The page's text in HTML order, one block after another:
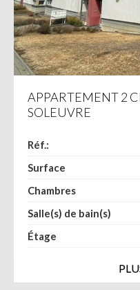
APPARTEMENT 2
SOLEUVRE
Réf.:
Surface
Chambres
Salle(s) de bain(s)
Étage